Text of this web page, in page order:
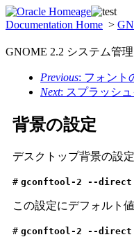
Documentation Home >
GNOME 2.2 システム管
Previous: フォント
Next: スプラッシ
背景の設定
デスクトップ背景の設
# gconftool-2 --direct
この設定にデフォルト
# gconftool-2 --direct